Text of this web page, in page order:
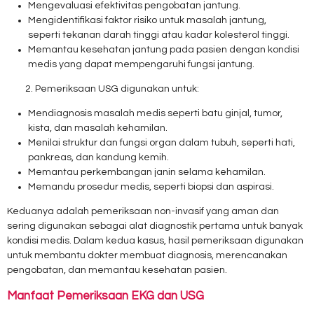
Mengevaluasi efektivitas pengobatan jantung.
Mengidentifikasi faktor risiko untuk masalah jantung,
seperti tekanan darah tinggi atau kadar kolesterol tinggi.
Memantau kesehatan jantung pada pasien dengan kondisi
medis yang dapat mempengaruhi fungsi jantung.
Pemeriksaan USG digunakan untuk:
Mendiagnosis masalah medis seperti batu ginjal, tumor,
kista, dan masalah kehamilan.
Menilai struktur dan fungsi organ dalam tubuh, seperti hati,
pankreas, dan kandung kemih.
Memantau perkembangan janin selama kehamilan.
Memandu prosedur medis, seperti biopsi dan aspirasi.
Keduanya adalah pemeriksaan non-invasif yang aman dan
sering digunakan sebagai alat diagnostik pertama untuk banyak
kondisi medis. Dalam kedua kasus, hasil pemeriksaan digunakan
untuk membantu dokter membuat diagnosis, merencanakan
pengobatan, dan memantau kesehatan pasien.
Manfaat Pemeriksaan EKG dan USG